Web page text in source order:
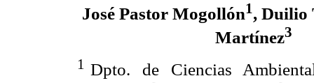
José Pastor Mogollón1, Duilio
Martínez3
1 Dpto. de Ciencias